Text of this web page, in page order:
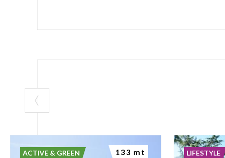
ACTIVE & GREEN 133 mt LIFESTYLE